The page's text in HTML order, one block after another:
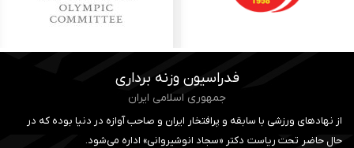
فدراسیون وزنه برداری
جمهوری اسلامی ایران
از نهادهای ورزشی با سابقه و پرافتخار ایران و صاحب آوازه در دنیا بوده که در
حال حاضر تحت ریاست دکتر «سجاد انوشیروانی» اداره می‌شود.